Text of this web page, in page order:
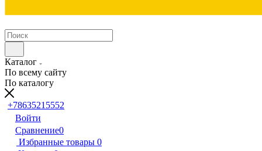
Каталог
По всему сайту
По каталогу
+78635215552
Войти
Сравнение0
Избранные товары 0